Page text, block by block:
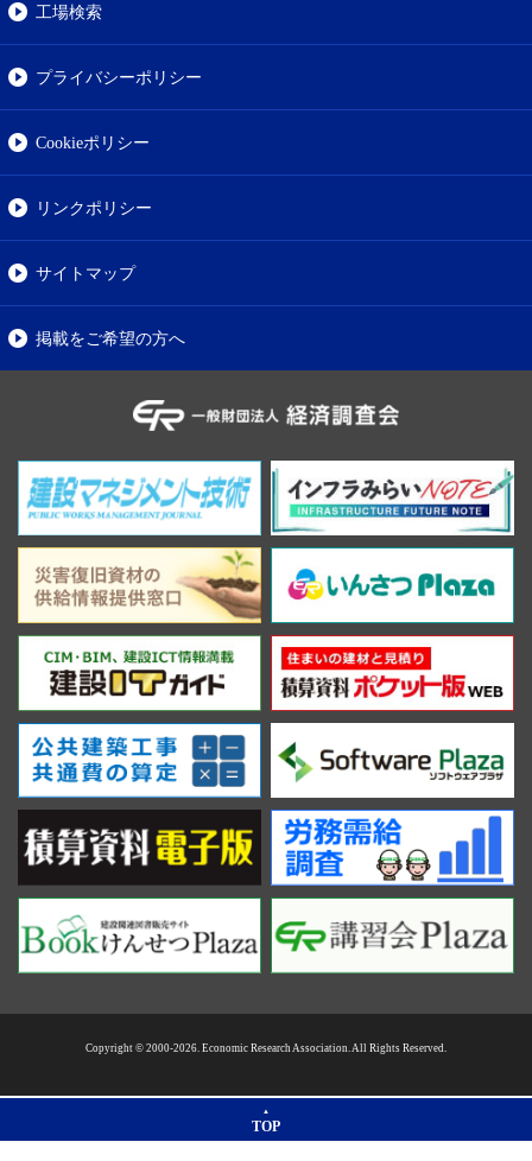
工場検索
プライバシーポリシー
Cookieポリシー
リンクポリシー
サイトマップ
掲載をご希望の方へ
Copyright © 2000-2026. Economic Research Association. All Rights Reserved.
TOP